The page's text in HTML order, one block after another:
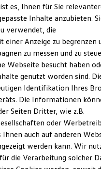
und Updates
ID.
Golf
es, Ihnen für Sie
Inhalte anzubieten.
verwendet, die
einer Anzeige zu begrenzen
zu messen und zu
Webseite besucht haben
genutzt worden sind.
Identifikation Ihres
Die Informationen
Seiten Dritter, wie z.B.
oder
auch auf anderen
werden kann. Wir
die Verarbeitung solcher